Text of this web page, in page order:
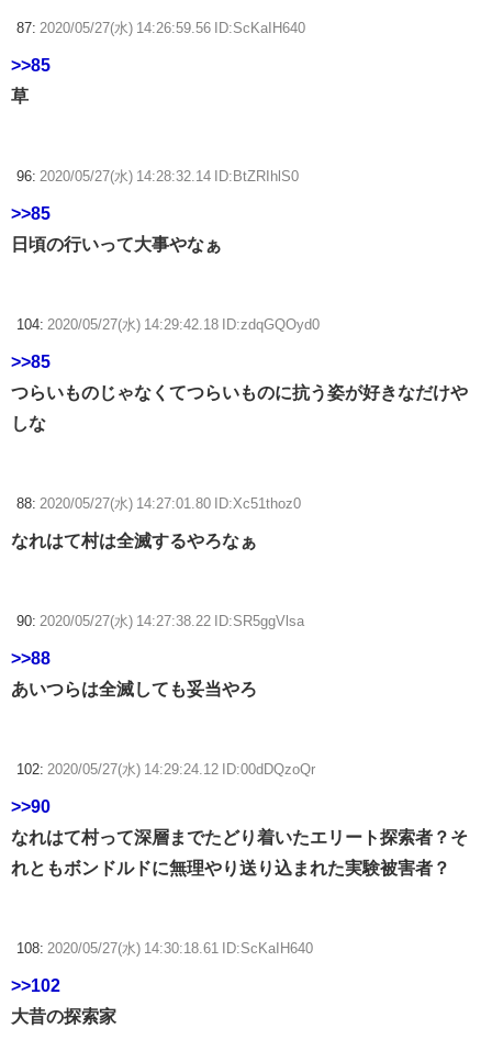
87: 2020/05/27(水) 14:26:59.56 ID:ScKaIH640
>>85
草
96: 2020/05/27(水) 14:28:32.14 ID:BtZRIhlS0
>>85
日頃の行いって大事やなぁ
104: 2020/05/27(水) 14:29:42.18 ID:zdqGQOyd0
>>85
つらいものじゃなくてつらいものに抗う姿が好きなだけや
しな
88: 2020/05/27(水) 14:27:01.80 ID:Xc51thoz0
なれはて村は全滅するやろなぁ
90: 2020/05/27(水) 14:27:38.22 ID:SR5ggVlsa
>>88
あいつらは全滅しても妥当やろ
102: 2020/05/27(水) 14:29:24.12 ID:00dDQzoQr
>>90
なれはて村って深層までたどり着いたエリート探索者？そ
れともボンドルドに無理やり送り込まれた実験被害者？
108: 2020/05/27(水) 14:30:18.61 ID:ScKaIH640
>>102
大昔の探索家